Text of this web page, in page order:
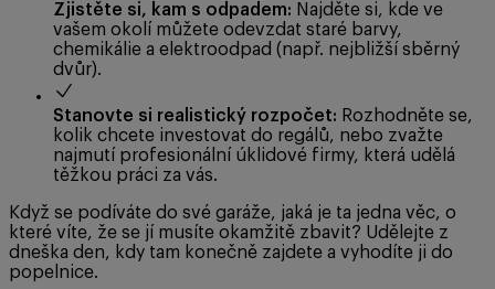
Zjistěte si, kam s odpadem: Najděte si, kde ve
vašem okolí můžete odevzdat staré barvy,
chemikálie a elektroodpad (např. nejbližší sběrný
dvůr).
Stanovte si realistický rozpočet: Rozhodněte se,
kolik chcete investovat do regálů, nebo zvažte
najmutí profesionální úklidové firmy, která udělá
těžkou práci za vás.
Když se podíváte do své garáže, jaká je ta jedna věc, o
které víte, že se jí musíte okamžitě zbavit? Udělejte z
dneška den, kdy tam konečně zajdete a vyhodíte ji do
popelnice.